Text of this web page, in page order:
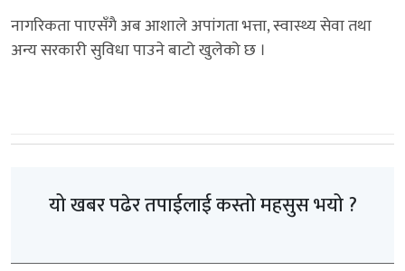
नागरिकता पाएसँगै अब आशाले अपांगता भत्ता, स्वास्थ्य सेवा तथा
अन्य सरकारी सुविधा पाउने बाटो खुलेको छ ।
यो खबर पढेर तपाईलाई कस्तो महसुस भयो ?